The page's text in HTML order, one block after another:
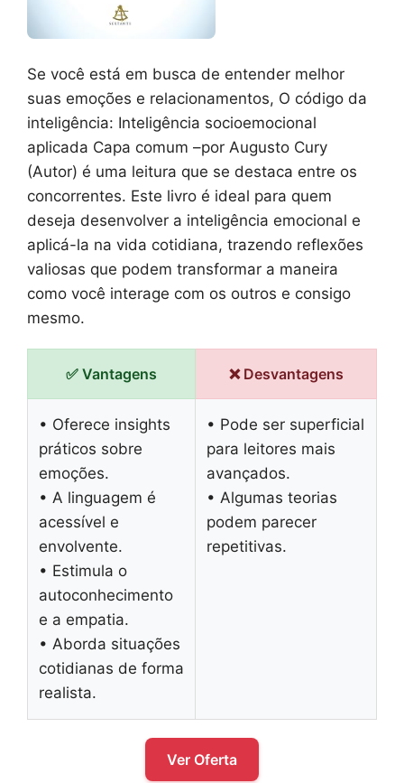
Se você está em busca de entender melhor
suas emoções e relacionamentos, O código da
inteligência: Inteligência socioemocional
aplicada Capa comum –por Augusto Cury
(Autor) é uma leitura que se destaca entre os
concorrentes. Este livro é ideal para quem
deseja desenvolver a inteligência emocional e
aplicá-la na vida cotidiana, trazendo reflexões
valiosas que podem transformar a maneira
como você interage com os outros e consigo
mesmo.
✅ Vantagens ❌ Desvantagens
• Oferece insights
práticos sobre
emoções.
• A linguagem é
acessível e
envolvente.
• Estimula o
autoconhecimento
e a empatia.
• Aborda situações
cotidianas de forma
realista.
• Pode ser superficial
para leitores mais
avançados.
• Algumas teorias
podem parecer
repetitivas.
Ver Oferta